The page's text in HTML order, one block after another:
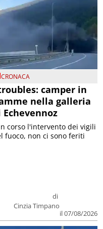
CRONACA
camper in
nella galleria
Echevennoz
di
Cinzia Timpano
il 07/08/2026
corso l'intervento dei vigili
fuoco, non ci sono feriti